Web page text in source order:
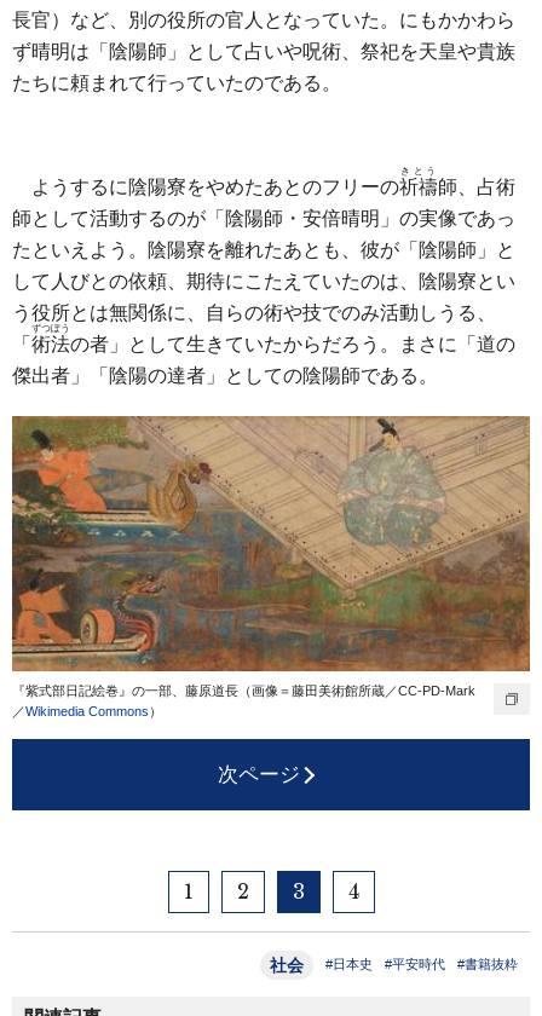
長官）など、別の役所の官人となっていた。にもかかわら
ず晴明は「陰陽師」として占いや呪術、祭祀を天皇や貴族
たちに頼まれて行っていたのである。
ようするに陰陽寮をやめたあとのフリーの祈禱
きとう
師、占術
師として活動するのが「陰陽師・安倍晴明」の実像であっ
たといえよう。陰陽寮を離れたあとも、彼が「陰陽師」と
して人びとの依頼、期待にこたえていたのは、陰陽寮とい
う役所とは無関係に、自らの術や技でのみ活動しうる、
「 術法
ずつぽう
の者」として生きていたからだろう。まさに「道の
傑出者」「陰陽の達者」としての陰陽師である。
『紫式部日記絵巻』の一部、藤原道長（画像＝藤田美術館所蔵／CC-PD-Mark
／Wikimedia Commons ）
次ページ
1 2 3 4
社会 #日本史 #平安時代 #書籍抜粋